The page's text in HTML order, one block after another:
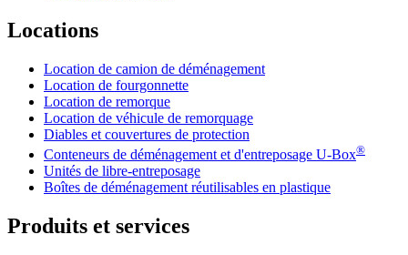
Locations
Location de camion de déménagement
Location de fourgonnette
Location de remorque
Location de véhicule de remorquage
Diables et couvertures de protection
Conteneurs de déménagement et d'entreposage U-Box®
Unités de libre-entreposage
Boîtes de déménagement réutilisables en plastique
Produits et services